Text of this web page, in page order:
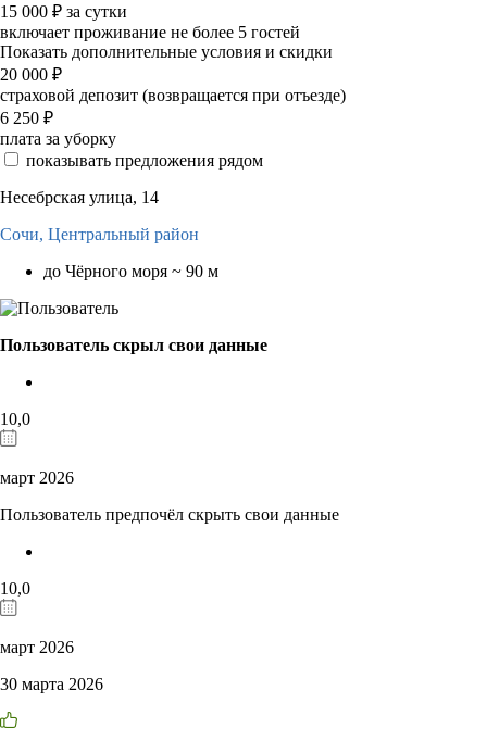
15 000 ₽ за сутки
включает проживание не более 5 гостей
Показать дополнительные условия и скидки
20 000 ₽
страховой депозит (возвращается при отъезде)
6 250 ₽
плата за уборку
показывать предложения рядом
Несебрская улица, 14
Сочи, Центральный район
до Чёрного моря ~ 90 м
Пользователь скрыл свои данные
10,0
март 2026
Пользователь предпочёл скрыть свои данные
10,0
март 2026
30 марта 2026